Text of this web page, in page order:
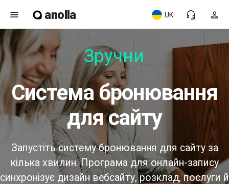
menu anolla person
headset_mic
UK
Зручний
Система бронювання
для сайту
Запустіть систему бронювання для сайту за
кілька хвилин. Програма для онлайн-запису
синхронізує дизайн вебсайту, розклад, послуги й